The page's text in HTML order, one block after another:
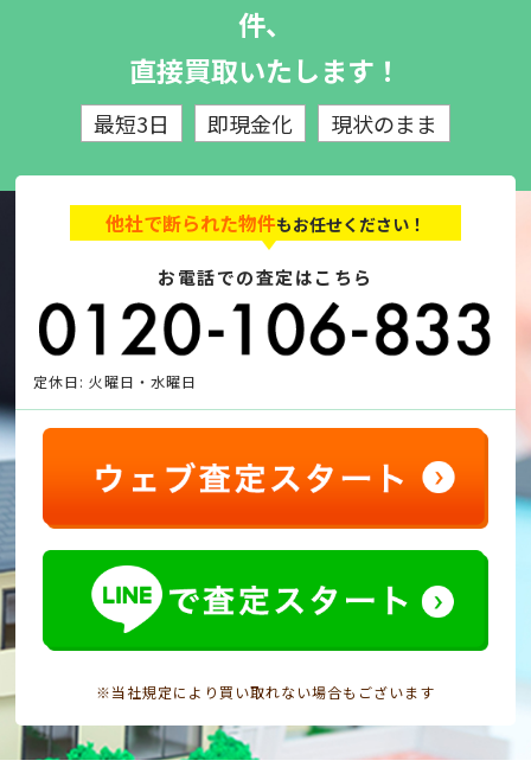
件、
直接買取いたします！
最短3日 即現金化 現状のまま
他社で断られた物件もお任せください！
お電話での査定はこちら
定休日: 火曜日・水曜日
※当社規定により買い取れない場合もございます